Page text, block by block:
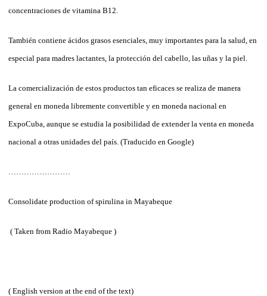
concentraciones de vitamina B12.
También contiene ácidos grasos esenciales, muy importantes para la salud, en
especial para madres lactantes, la protección del cabello, las uñas y la piel.
La comercialización de estos productos tan eficaces se realiza de manera
general en moneda libremente convertible y en moneda nacional en
ExpoCuba, aunque se estudia la posibilidad de extender la venta en moneda
nacional a otras unidades del país. (Traducido en Google)
Consolidate production of spirulina in Mayabeque
( Taken from Radio Mayabeque )
( English version at the end of the text)